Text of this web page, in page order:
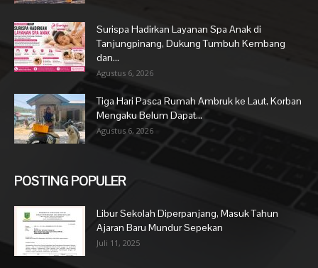
Surispa Hadirkan Layanan Spa Anak di
Tanjungpinang, Dukung Tumbuh Kembang
dan...
Agustus 6, 2026
Tiga Hari Pasca Rumah Ambruk ke Laut, Korban
Mengaku Belum Dapat...
Agustus 6, 2026
POSTING POPULER
Libur Sekolah Diperpanjang, Masuk Tahun
Ajaran Baru Mundur Sepekan
Juli 11, 2025